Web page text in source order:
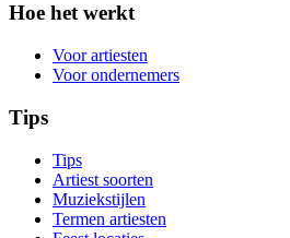
Hoe het werkt
Voor artiesten
Voor ondernemers
Tips
Tips
Artiest soorten
Muziekstijlen
Termen artiesten